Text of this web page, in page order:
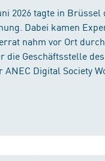
2026 tagte in
Dabei kamen
nahm vor Ort
die Geschäftsstelle
Digital Society